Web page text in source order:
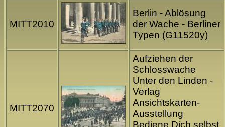
MITT2010
Berlin - Ablösung
der Wache - Berliner
Typen (G11520y)
MITT2070
Aufziehen der
Schlosswache
Unter den Linden -
Verlag
Ansichtskarten-
Ausstellung
Bediene Dich selbst